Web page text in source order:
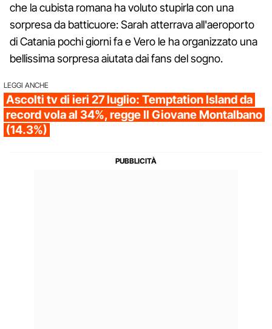
che la cubista romana ha voluto stupirla con una
sorpresa da batticuore: Sarah atterrava all'aeroporto
di Catania pochi giorni fa e Vero le ha organizzato una
bellissima sorpresa aiutata dai fans del sogno.
LEGGI ANCHE
Ascolti tv di ieri 27 luglio: Temptation Island da
record vola al 34%, regge Il Giovane Montalbano
(14.3%)